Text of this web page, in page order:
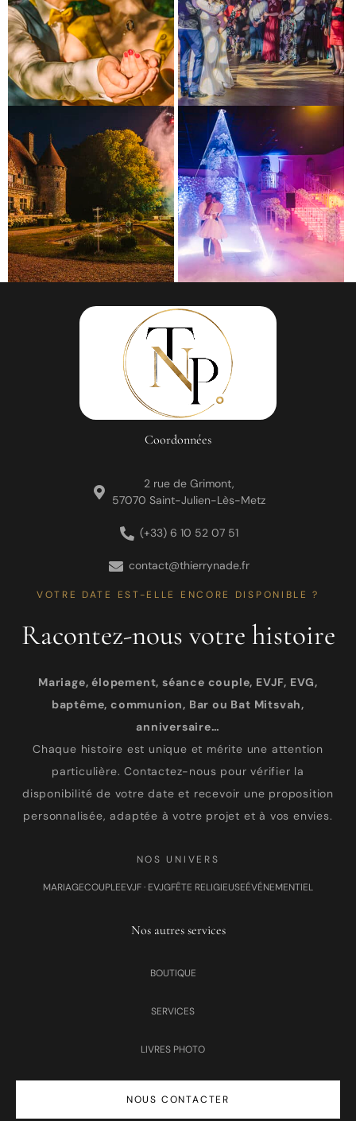
Coordonnées
2 rue de Grimont,
57070 Saint-Julien-Lès-Metz
(+33) 6 10 52 07 51
contact@thierrynade.fr
VOTRE DATE EST-ELLE ENCORE DISPONIBLE ?
Racontez-nous votre histoire
Mariage, élopement, séance couple, EVJF, EVG,
baptême, communion, Bar ou Bat Mitsvah,
anniversaire…
Chaque histoire est unique et mérite une attention
particulière. Contactez-nous pour vérifier la
disponibilité de votre date et recevoir une proposition
personnalisée, adaptée à votre projet et à vos envies.
NOS UNIVERS
MARIAGECOUPLEEVJF · EVJGFÊTE RELIGIEUSEÉVÉNEMENTIEL
Nos autres services
BOUTIQUE
SERVICES
LIVRES PHOTO
NOUS CONTACTER